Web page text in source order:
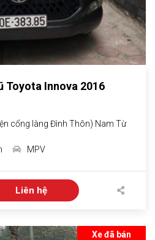
Toyota Innova 2016
cổng làng Đình Thôn) Nam Từ
MPV
Liên hệ
Xe đã bán